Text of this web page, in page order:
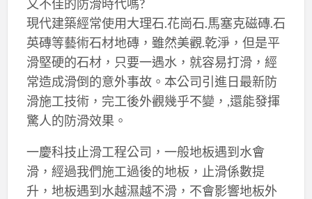
又不佳的防滑時代嗎?
現代建築經常使用大理石.花崗石.馬塞克磁磚.石
英磚等藝術石材地磚，雖然美觀.乾淨，但是平
滑堅硬的石材，只要一遇水，就容易打滑，經
常造成滑倒的意外事故。本公司引進日最新防
滑施工技術，完工後外觀幾乎不變，,還能發揮
驚人的防滑效果。
一慶科技止滑工程公司，一般地板遇到水會
滑，經過我們施工過後的地板，止滑係數提
升，地板遇到水越濕越不滑，不會影響地板外